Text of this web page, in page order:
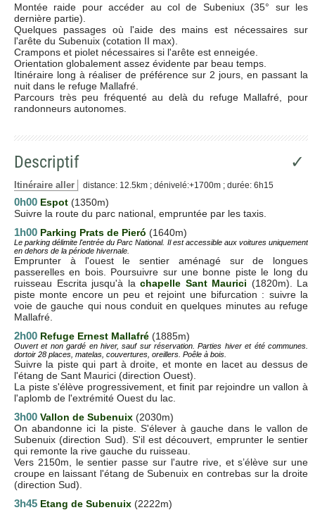
Montée raide pour accéder au col de Subeniux (35° sur les
dernière partie).
Quelques passages où l'aide des mains est nécessaires sur
l'arête du Subenuix (cotation II max).
Crampons et piolet nécessaires si l'arête est enneigée.
Orientation globalement assez évidente par beau temps.
Itinéraire long à réaliser de préférence sur 2 jours, en passant la
nuit dans le refuge Mallafré.
Parcours très peu fréquenté au delà du refuge Mallafré, pour
randonneurs autonomes.
Descriptif ✓
Itinéraire aller distance: 12.5km ; dénivelé:+1700m ; durée: 6h15
0h00 Espot (1350m)
Suivre la route du parc national, empruntée par les taxis.
1h00 Parking Prats de Pieró (1640m)
Le parking délimite l'entrée du Parc National. Il est accessible aux voitures uniquement
en dehors de la période hivernale.
Emprunter à l'ouest le sentier aménagé sur de longues
passerelles en bois. Poursuivre sur une bonne piste le long du
ruisseau Escrita jusqu'à la chapelle Sant Maurici (1820m). La
piste monte encore un peu et rejoint une bifurcation : suivre la
voie de gauche qui nous conduit en quelques minutes au refuge
Mallafré.
2h00 Refuge Ernest Mallafré (1885m)
Ouvert et non gardé en hiver, sauf sur réservation. Parties hiver et été communes.
dortoir 28 places, matelas, couvertures, oreillers. Poêle à bois.
Suivre la piste qui part à droite, et monte en lacet au dessus de
l'étang de Sant Maurici (direction Ouest).
La piste s'élève progressivement, et finit par rejoindre un vallon à
l'aplomb de l'extrémité Ouest du lac.
3h00 Vallon de Subenuix (2030m)
On abandonne ici la piste. S'élever à gauche dans le vallon de
Subenuix (direction Sud). S'il est découvert, emprunter le sentier
qui remonte la rive gauche du ruisseau.
Vers 2150m, le sentier passe sur l'autre rive, et s’élève sur une
croupe en laissant l'étang de Subenuix en contrebas sur la droite
(direction Sud).
3h45 Etang de Subenuix (2222m)